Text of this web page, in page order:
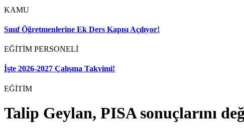
KAMU
Sınıf Öğretmenlerine Ek Ders Kapısı Açılıyor!
EĞİTİM PERSONELİ
İşte 2026-2027 Çalışma Takvimi!
EĞİTİM
Talip Geylan, PISA sonuçlarını